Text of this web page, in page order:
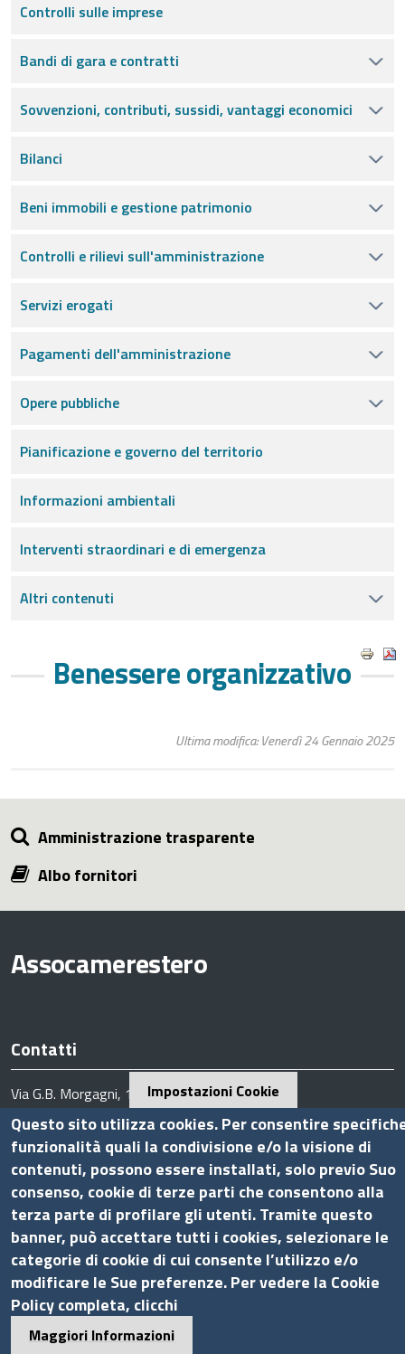
Controlli sulle imprese
Bandi di gara e contratti
Sovvenzioni, contributi, sussidi, vantaggi economici
Bilanci
Beni immobili e gestione patrimonio
Controlli e rilievi sull'amministrazione
Servizi erogati
Pagamenti dell'amministrazione
Opere pubbliche
Pianificazione e governo del territorio
Informazioni ambientali
Interventi straordinari e di emergenza
Altri contenuti
Benessere organizzativo
Ultima modifica: Venerdì 24 Gennaio 2025
Amministrazione trasparente
Albo fornitori
Assocamerestero
Contatti
Via G.B. Morgagni, 13 - 00161 Roma
Tel.: +39 06 44231314
P.Iva 01898631005
C.F. 07888290587
Pecinfo.assocamerestero@legalmail.it
info@assocamerestero.it
dpo@assocamerestero.it
Seguici su
Impostazioni Cookie
Questo sito utilizza cookies. Per consentire
funzionalità quali la condivisione e/o la visione di
contenuti, possono essere installati, solo previo Suo
consenso, cookie di terze parti che consentono alla
terza parte di profilare gli utenti. Tramite questo
banner, può accettare tutti i cookies, selezionare le
categorie di cookie di cui consente l’utilizzo e/o
modificare le Sue preferenze. Per vedere la Cookie
Policy completa, clicchi
Maggiori Informazioni